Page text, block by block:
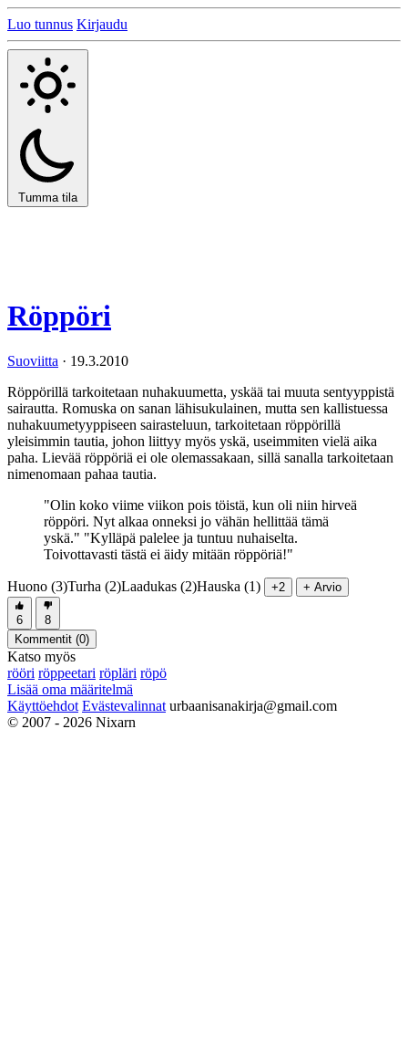
Luo tunnus Kirjaudu
Tumma tila
Röppöri
Suoviitta · 19.3.2010
Röppörillä tarkoitetaan nuhakuumetta, yskää tai muuta sentyyppistä
sairautta. Romuska on sanan lähisukulainen, mutta sen kallistuessa
nuhakuumetyyppiseen sairasteluun, tarkoitetaan röppörillä
yleisimmin tautia, johon liittyy myös yskä, useimmiten vielä aika
paha. Lievää röppöriä ei ole olemassakaan, sillä sanalla tarkoitetaan
nimenomaan pahaa tautia.
"Olin koko viime viikon pois töistä, kun oli niin hirveä
röppöri. Nyt alkaa onneksi jo vähän hellittää tämä
yskä." "Kylläpä palelee ja tuntuu nuhaiselta.
Toivottavasti tästä ei äidy mitään röppöriä!"
Huono (3)Turha (2)Laadukas (2)Hauska (1) +2 + Arvio
6
8
Kommentit (0)
Katso myös
rööri röppeetari röpläri röpö
Lisää oma määritelmä
Käyttöehdot Evästevalinnat urbaanisanakirja@gmail.com
© 2007 - 2026 Nixarn